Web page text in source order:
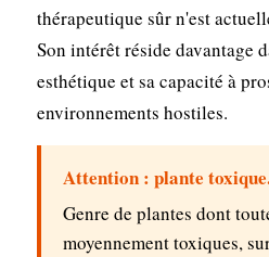
thérapeutique sûr n'est
Son intérêt réside davantage
esthétique et sa capacité à
environnements hostiles.
Attention : plante
Genre de plantes dont
moyennement toxiques,